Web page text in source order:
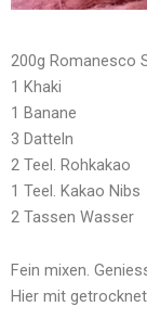
200g Romanesco
1 Khaki
1 Banane
3 Datteln
2 Teel. Rohkakao
1 Teel. Kakao Nibs
2 Tassen Wasser
Fein mixen.
Hier mit